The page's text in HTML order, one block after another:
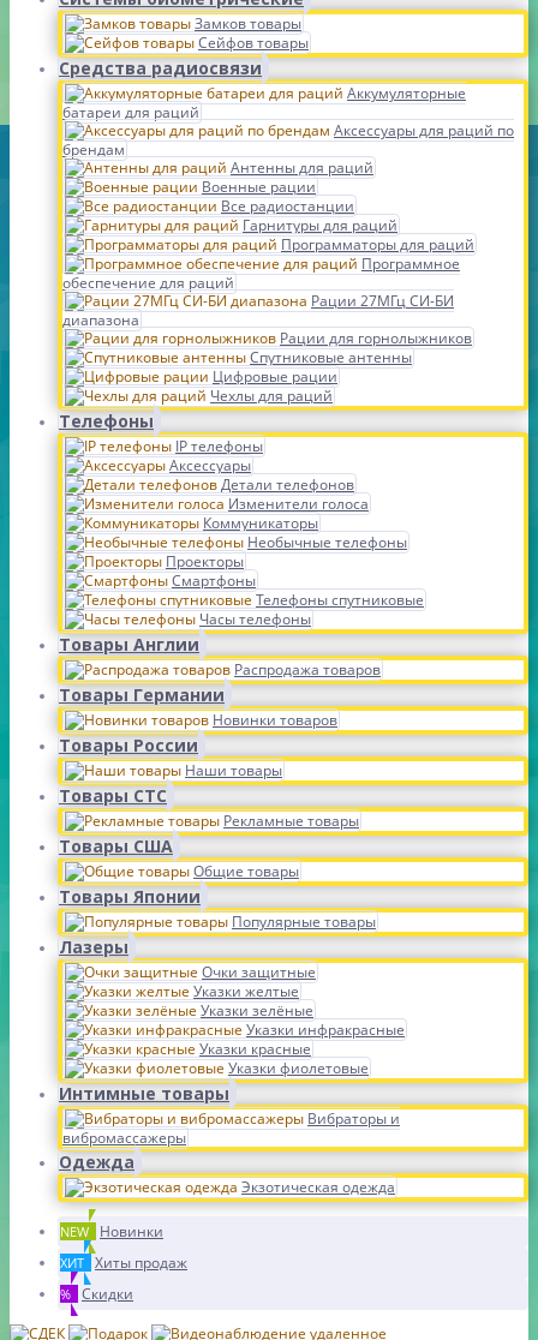
Замков товары
Сейфов товары
Средства радиосвязи
Аккумуляторные
батареи для раций
Аксессуары для раций по
брендам
Антенны для раций
Военные рации
Все радиостанции
Гарнитуры для раций
Программаторы для раций
Программное
обеспечение для раций
Рации 27МГц СИ-БИ
диапазона
Рации для горнолыжников
Спутниковые антенны
Цифровые рации
Чехлы для раций
Телефоны
IP телефоны
Аксессуары
Детали телефонов
Изменители голоса
Коммуникаторы
Необычные телефоны
Проекторы
Смартфоны
Телефоны спутниковые
Часы телефоны
Товары Англии
Распродажа товаров
Товары Германии
Новинки товаров
Товары России
Наши товары
Товары СТС
Рекламные товары
Товары США
Общие товары
Товары Японии
Популярные товары
Лазеры
Очки защитные
Указки желтые
Указки зелёные
Указки инфракрасные
Указки красные
Указки фиолетовые
Интимные товары
Вибраторы и
вибромассажеры
Одежда
Экзотическая одежда
NEW Новинки
ХИТ Хиты продаж
% Скидки